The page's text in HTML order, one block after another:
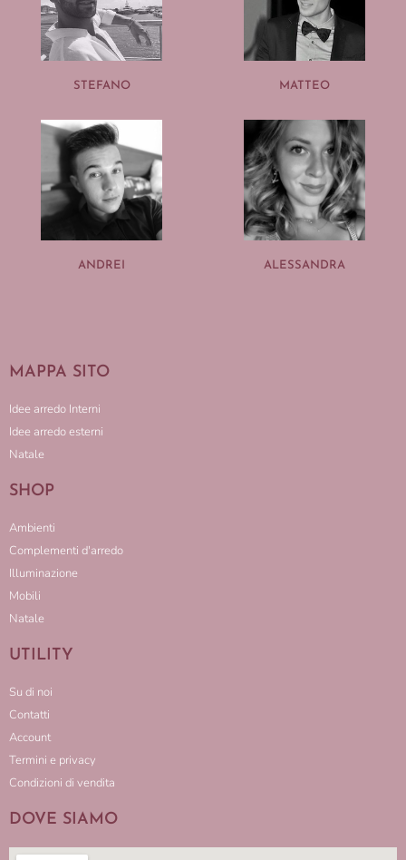
STEFANO MATTEO
ANDREI ALESSANDRA
MAPPA SITO
Idee arredo Interni
Idee arredo esterni
Natale
SHOP
Ambienti
Complementi d'arredo
Illuminazione
Mobili
Natale
UTILITY
Su di noi
Contatti
Account
Termini e privacy
Condizioni di vendita
DOVE SIAMO